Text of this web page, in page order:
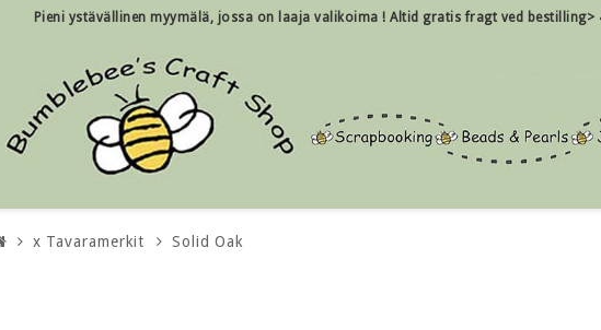
Pieni ystävällinen myymälä, jossa on laaja valikoima ! Altid gratis fragt ved bestilling>
x Tavaramerkit Solid Oak